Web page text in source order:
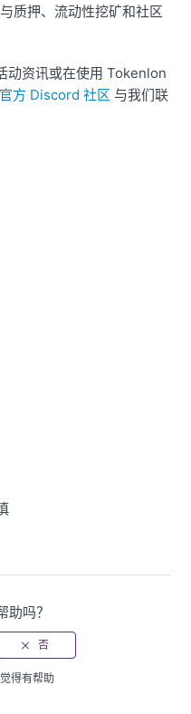
质押、流动性挖矿和社区
动资讯或在使用 Tokenlon
官方 Discord 社区 与我们联
助吗？
得有帮助